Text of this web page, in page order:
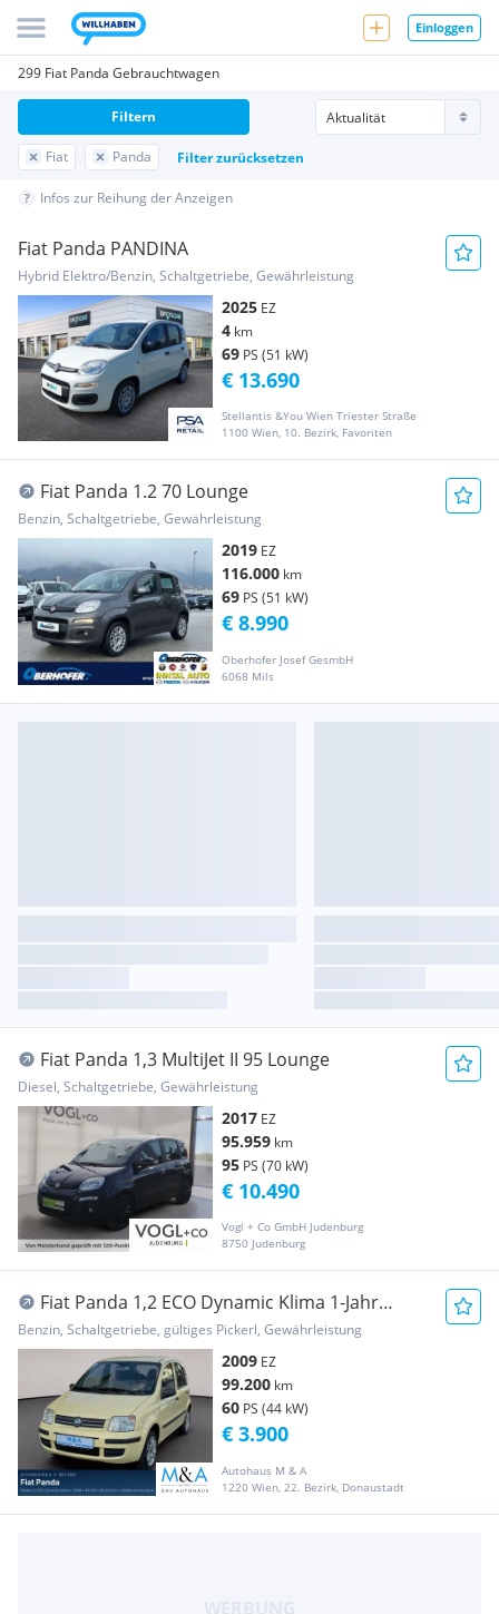
Einloggen
299 Fiat Panda Gebrauchtwagen
Fiat Panda Filter zurücksetzen
Filtern
Infos zur Reihung der Anzeigen
Fiat Panda PANDINA
Hybrid Elektro/Benzin, Schaltgetriebe, Gewährleistung
2025 EZ
4 km
69 PS (51 kW)
Stellantis &You Wien Triester Straße
1100 Wien, 10. Bezirk, Favoriten
€ 13.690
Fiat Panda 1.2 70 Lounge
Benzin, Schaltgetriebe, Gewährleistung
2019 EZ
116.000 km
69 PS (51 kW)
Oberhofer Josef GesmbH
6068 Mils
€ 8.990
Fiat Panda 1,3 MultiJet II 95 Lounge
Diesel, Schaltgetriebe, Gewährleistung
2017 EZ
95.959 km
95 PS (70 kW)
Vogl + Co GmbH Judenburg
8750 Judenburg
€ 10.490
Fiat Panda 1,2 ECO Dynamic Klima 1-Jahr
Garantie
Benzin, Schaltgetriebe, gültiges Pickerl, Gewährleistung
2009 EZ
99.200 km
60 PS (44 kW)
Autohaus M & A
1220 Wien, 22. Bezirk, Donaustadt
€ 3.900